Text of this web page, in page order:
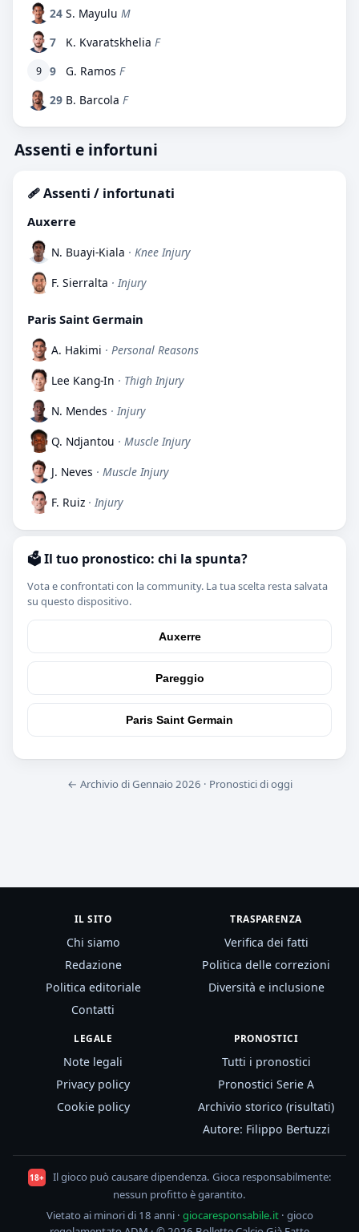
24 S. Mayulu M
7
K. Kvaratskhelia F
9 9 G. Ramos F
29 B. Barcola F
Assenti e infortuni
🩹 Assenti / infortunati
Auxerre
N. Buayi-Kiala · Knee Injury
F. Sierralta · Injury
Paris Saint Germain
A. Hakimi · Personal Reasons
Lee Kang-In · Thigh Injury
N. Mendes · Injury
Q. Ndjantou · Muscle Injury
J. Neves · Muscle Injury
F. Ruiz · Injury
🗳️ Il tuo pronostico: chi la spunta?
Vota e confrontati con la community. La tua scelta resta salvata
su questo dispositivo.
Auxerre
Pareggio
Paris Saint Germain
← Archivio di Gennaio 2026 · Pronostici di oggi
IL SITO
Chi siamo
Redazione
Politica editoriale
Contatti
TRASPARENZA
Verifica dei fatti
Politica delle correzioni
Diversità e inclusione
LEGALE
Note legali
Privacy policy
Cookie policy
PRONOSTICI
Tutti i pronostici
Pronostici Serie A
Archivio storico (risultati)
Autore: Filippo Bertuzzi
18+
Il gioco può causare dipendenza. Gioca responsabilmente:
nessun profitto è garantito.
Vietato ai minori di 18 anni · giocaresponsabile.it· gioco